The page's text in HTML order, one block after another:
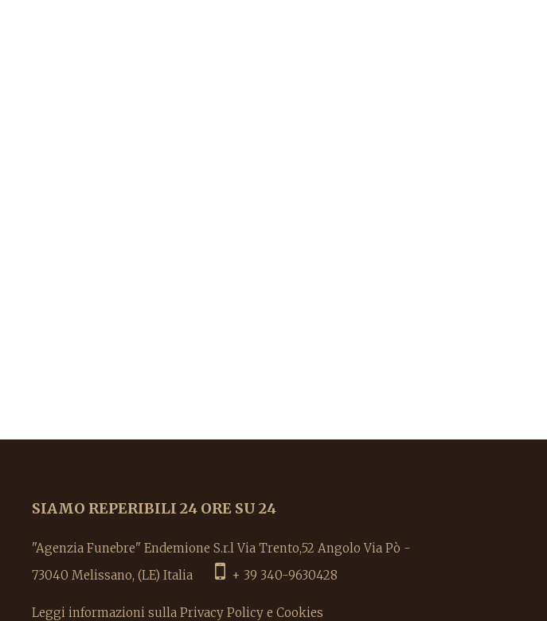
SIAMO REPERIBILI 24 ORE SU 24
"Agenzia Funebre" Endemione S.r.l Via Trento,52 Angolo Via Pò -
73040 Melissano, (LE) Italia
+ 39 340-9630428
Leggi informazioni sulla Privacy Policy e Cookies